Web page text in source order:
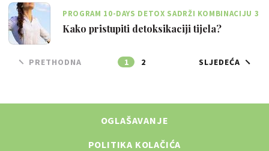
PROGRAM 10-DAYS DETOX SADRŽI KOMBINACIJU 3
PRIRODNA DODATKA PREHRANI
Kako pristupiti detoksikaciji tijela?
PRETHODNA 1 2 SLJEDEĆA
OGLAŠAVANJE
POLITIKA KOLAČIĆA